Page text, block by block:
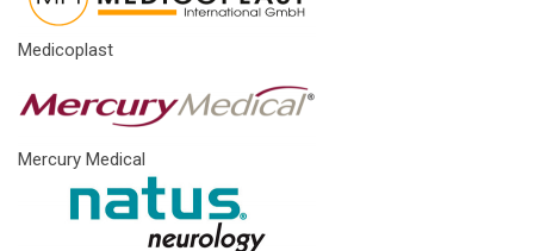
Medicoplast
Mercury Medical